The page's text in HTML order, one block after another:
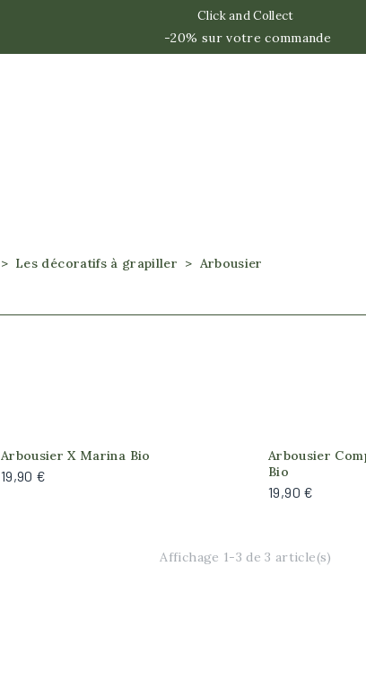
Click and Collect
-20% sur votre commande
Les décoratifs à grapiller Arbousier
Produit actuellement
indisponible
Arbousier X Marina Bio
19,90 €
Produit
Arbousier
Bio
19,90 €
Affichage 1-3 de 3 article(s)